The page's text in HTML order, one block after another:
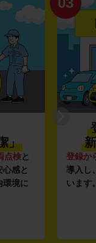
」
点検と
心感と
環境に
登録か
導入し
います